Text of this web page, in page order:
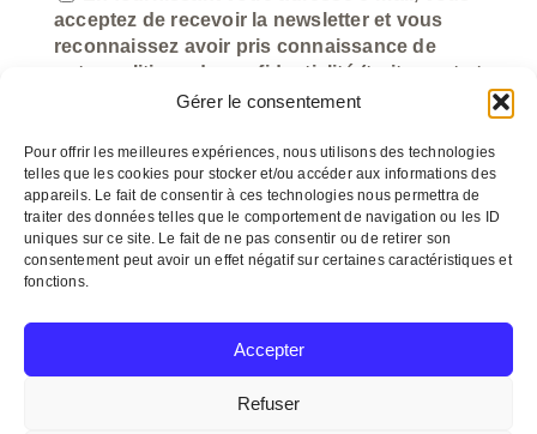
Gérer le consentement
Pour offrir les meilleures expériences, nous utilisons des technologies
telles que les cookies pour stocker et/ou accéder aux informations des
appareils. Le fait de consentir à ces technologies nous permettra de
traiter des données telles que le comportement de navigation ou les ID
uniques sur ce site. Le fait de ne pas consentir ou de retirer son
consentement peut avoir un effet négatif sur certaines caractéristiques et
fonctions.
Accepter
Refuser
acceptez de recevoir la newsletter et vous
reconnaissez avoir pris connaissance de
notre politique de confidentialité (traitement et
utilisation des données).
2026 Un arôme 2 chefs